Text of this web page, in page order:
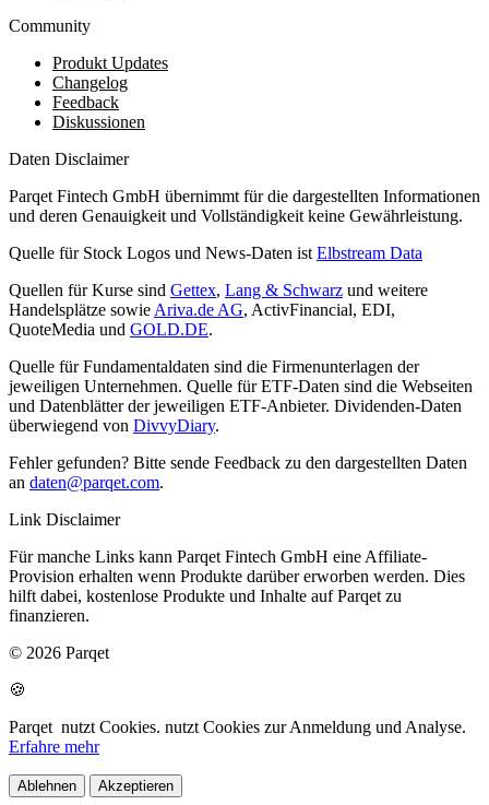
Community
Produkt Updates
Changelog
Feedback
Diskussionen
Daten Disclaimer
Parqet Fintech GmbH übernimmt für die dargestellten Informationen
und deren Genauigkeit und Vollständigkeit keine Gewährleistung.
Quelle für Stock Logos und News-Daten ist Elbstream Data
Quellen für Kurse sind Gettex, Lang & Schwarz und weitere
Handelsplätze sowie Ariva.de AG, ActivFinancial, EDI,
QuoteMedia und GOLD.DE.
Quelle für Fundamentaldaten sind die Firmenunterlagen der
jeweiligen Unternehmen. Quelle für ETF-Daten sind die Webseiten
und Datenblätter der jeweiligen ETF-Anbieter. Dividenden-Daten
überwiegend von DivvyDiary.
Fehler gefunden? Bitte sende Feedback zu den dargestellten Daten
an daten@parqet.com.
Link Disclaimer
Für manche Links kann Parqet Fintech GmbH eine Affiliate-
Provision erhalten wenn Produkte darüber erworben werden. Dies
hilft dabei, kostenlose Produkte und Inhalte auf Parqet zu
finanzieren.
© 2026 Parqet
🍪
Parqet nutzt Cookies. nutzt Cookies zur Anmeldung und Analyse.
Erfahre mehr
Ablehnen Akzeptieren